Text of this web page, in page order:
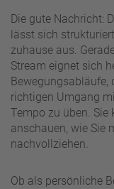
Die gute Nachricht:
lässt sich
zuhause aus.
Stream eignet sich
richtigen Umgang
Tempo zu üben. Sie
anschauen, wie Sie
nachvollziehen.
Ob als persönliche